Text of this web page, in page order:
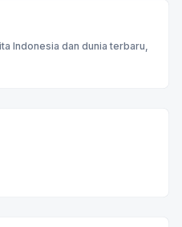
Indonesia dan dunia terbaru,